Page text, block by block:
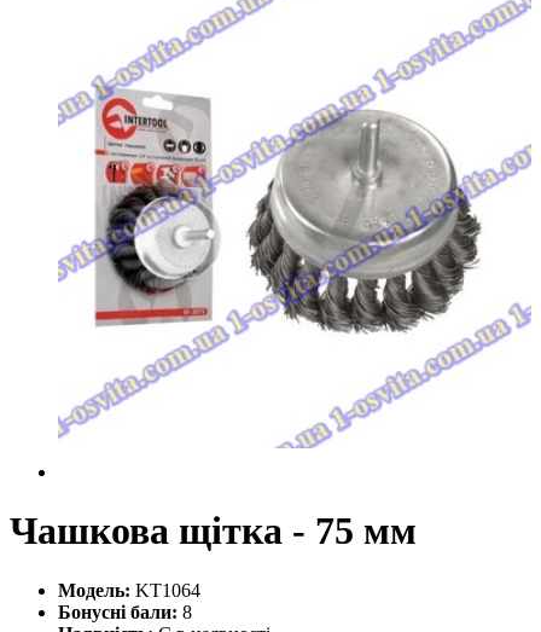
Чашкова щітка - 75 мм
Модель: KT1064
Бонусні бали: 8